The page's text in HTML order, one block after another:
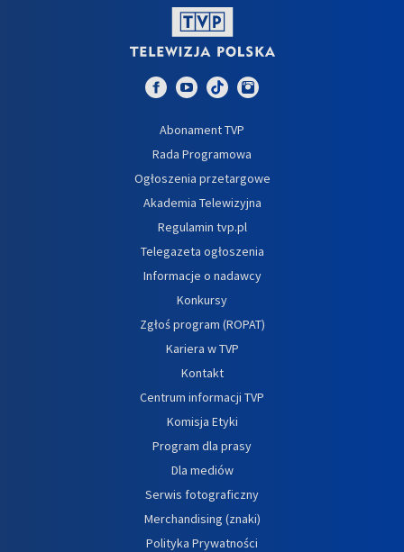
Abonament TVP
Rada Programowa
Ogłoszenia przetargowe
Akademia Telewizyjna
Regulamin tvp.pl
Telegazeta ogłoszenia
Informacje o nadawcy
Konkursy
Zgłoś program (ROPAT)
Kariera w TVP
Kontakt
Centrum informacji TVP
Komisja Etyki
Program dla prasy
Dla mediów
Serwis fotograficzny
Merchandising (znaki)
Polityka Prywatności